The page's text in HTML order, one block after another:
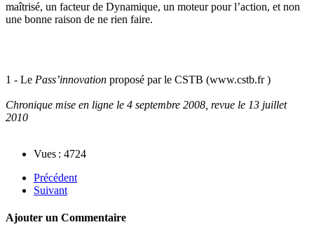
maîtrisé, un facteur de Dynamique, un moteur pour l’action, et non
une bonne raison de ne rien faire.
1 - Le Pass’innovation proposé par le CSTB (www.cstb.fr )
Chronique mise en ligne le 4 septembre 2008, revue le 13 juillet
2010
Vues : 4724
Précédent
Suivant
Ajouter un Commentaire